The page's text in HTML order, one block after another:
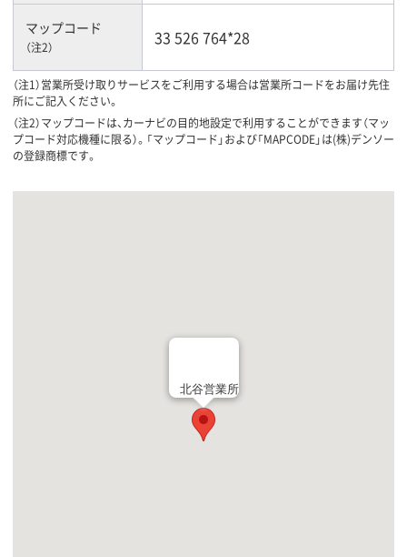
マップコード
（注2） 33 526 764*28
（注1）営業所受け取りサービスをご利用する場合は営業所コードをお届け先住
所にご記入ください。
（注2）マップコードは、カーナビの目的地設定で利用することができます（マッ
プコード対応機種に限る）。「マップコード」および「MAPCODE」は(株)デンソー
の登録商標です。
北谷営業所